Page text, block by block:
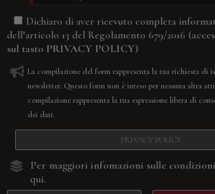
Dichiaro di aver ricevuto completa
dell’articolo 13 del Regolamento 679/2016
sul tasto PRIVACY POLICY)
La compilazione del form rappresenta la tua richiesta di
newsletter. Questo form non è inteso per nessuna altra
compilazione rappresenta la tua espressione libera di
dei dati.
PRIVACY POLICY
Per maggiori infomazioni sulle
qui.